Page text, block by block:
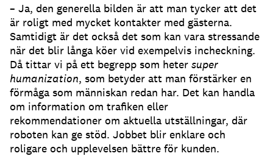
– Ja, den generella bilden är att man tycker att det
är roligt med mycket kontakter med gästerna.
Samtidigt är det också det som kan vara stressande
när det blir långa köer vid exempelvis incheckning.
Då tittar vi på ett begrepp som heter super
humanization, som betyder att man förstärker en
förmåga som människan redan har. Det kan handla
om information om trafiken eller
rekommendationer om aktuella utställningar, där
roboten kan ge stöd. Jobbet blir enklare och
roligare och upplevelsen bättre för kunden.